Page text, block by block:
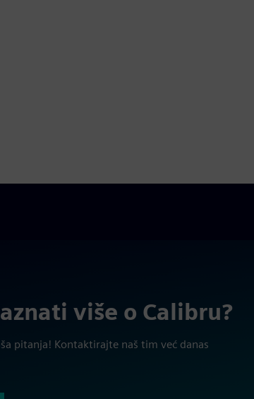
više o Calibru?
pitanja! Kontaktirajte naš tim već danas